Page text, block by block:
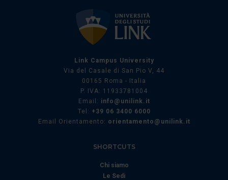
Link Campus University
Via del Casale di San Pio V, 44
00165 Roma - Italia
P. IVA: 11933781004
Email: info@unilink.it
Tel: +39 06 3400 6000
Email Orientamento: orientamento@unilink.it
SHORTCUTS
Chi siamo
Le Sedi